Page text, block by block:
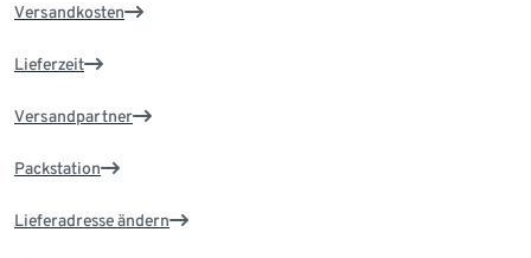
Versandkosten
Lieferzeit
Versandpartner
Packstation
Lieferadresse ändern